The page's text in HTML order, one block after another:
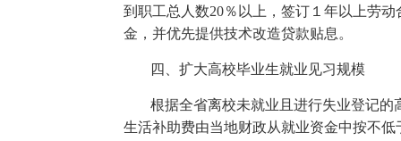
到职工总人数20％以上，签订１年以上劳
金，并优先提供技术改造贷款贴息。
四、扩大高校毕业生就业见习规模
根据全省离校未就业且进行失业登记
生活补助费由当地财政从就业资金中按不